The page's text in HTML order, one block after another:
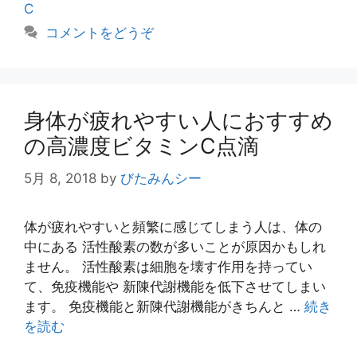
ー
C
コメントをどうぞ
身体が疲れやすい人におすすめ
の高濃度ビタミンC点滴
5月 8, 2018 by びたみんシー
体が疲れやすいと頻繁に感じてしまう人は、体の
中にある 活性酸素の数が多いことが原因かもしれ
ません。 活性酸素は細胞を壊す作用を持ってい
て、免疫機能や 新陳代謝機能を低下させてしまい
ます。 免疫機能と新陳代謝機能がきちんと … 続き
を読む